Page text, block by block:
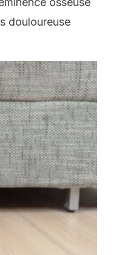
douloureuse